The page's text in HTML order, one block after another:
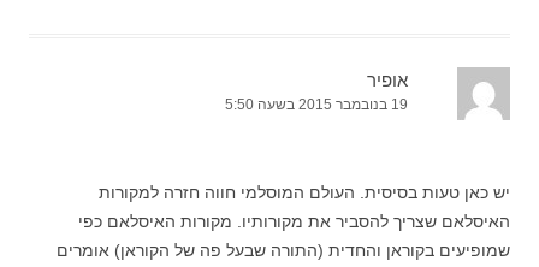
אופיר
19 בנובמבר 2015 בשעה 5:50
יש כאן טעות בסיסית. העולם המוסלמי חווה חזרה למקורות
האיסלאם שצריך להסביר את מקורותיו. מקורות האיסלאם כפי
שמופיעים בקוראן והחדית (התורה שבעל פה של הקוראן) אומרים